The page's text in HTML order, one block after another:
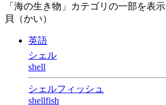
「海の生き物」カテゴリの一部を表示
貝（かい）
英語
シェル
shell
シェルフィッシュ
shellfish